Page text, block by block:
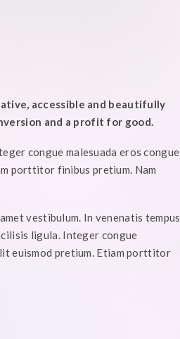
accessible and beautifully
and a profit for good.
congue malesuada eros congue
porttitor finibus pretium. Nam
vestibulum. In venenatis tempus
ligula. Integer congue
euismod pretium. Etiam porttitor